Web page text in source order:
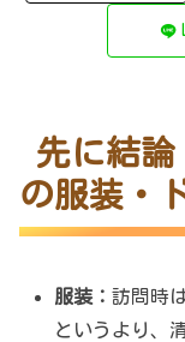
先に結
の服装・
服装：訪問時
というより、